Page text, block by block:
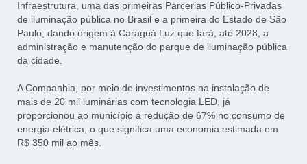
Infraestrutura, uma das primeiras Parcerias Público-Privadas
de iluminação pública no Brasil e a primeira do Estado de São
Paulo, dando origem à Caraguá Luz que fará, até 2028, a
administração e manutenção do parque de iluminação pública
da cidade.
A Companhia, por meio de investimentos na instalação de
mais de 20 mil luminárias com tecnologia LED, já
proporcionou ao município a redução de 67% no consumo de
energia elétrica, o que significa uma economia estimada em
R$ 350 mil ao mês.